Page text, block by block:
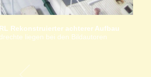
Rekonstruierter achterer Aufbau
liegen bei den Bildautoren